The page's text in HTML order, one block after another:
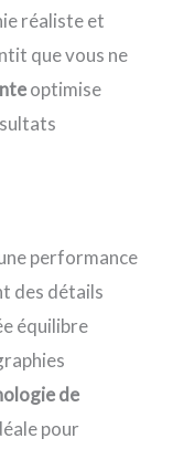
réaliste et
que vous ne
optimise
performance
des détails
équilibre
de
pour